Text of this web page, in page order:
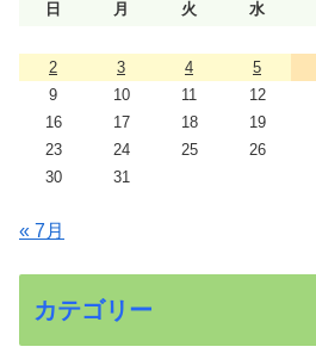
日 月 火 水
2
3 4 5
9
10 11 12
16
17 18 19
23
24 25 26
30
31
« 7月
カテゴリー